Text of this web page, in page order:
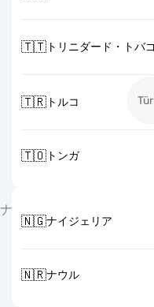
🇹🇹トリニダード・トバ
🇹🇷トルコ
🇹🇴トンガ
ナ
🇳🇬ナイジェリア
🇳🇷ナウル